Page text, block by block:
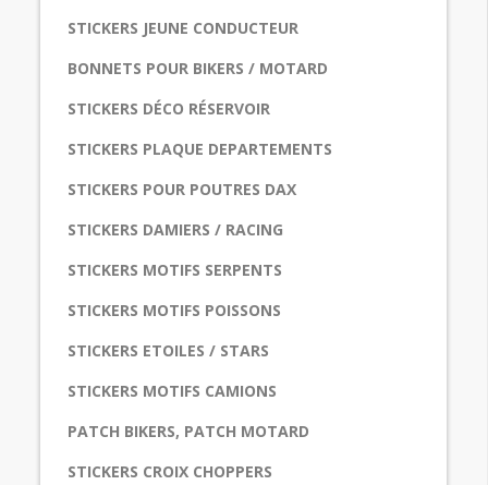
STICKERS JEUNE CONDUCTEUR
BONNETS POUR BIKERS / MOTARD
STICKERS DÉCO RÉSERVOIR
STICKERS PLAQUE DEPARTEMENTS
STICKERS POUR POUTRES DAX
STICKERS DAMIERS / RACING
STICKERS MOTIFS SERPENTS
STICKERS MOTIFS POISSONS
STICKERS ETOILES / STARS
STICKERS MOTIFS CAMIONS
PATCH BIKERS, PATCH MOTARD
STICKERS CROIX CHOPPERS